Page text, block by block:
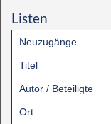
Listen
Neuzugänge
Titel
Autor / Beteiligte
Ort